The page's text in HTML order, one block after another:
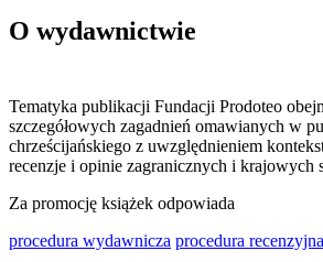
O wydawnictwie
Tematyka publikacji Fundacji Prodoteo
szczegółowych zagadnień omawianych w
chrześcijańskiego z uwzględnieniem
recenzje i opinie zagranicznych i krajowych
Za promocję książek odpowiada
procedura wydawnicza procedura recenzyjna